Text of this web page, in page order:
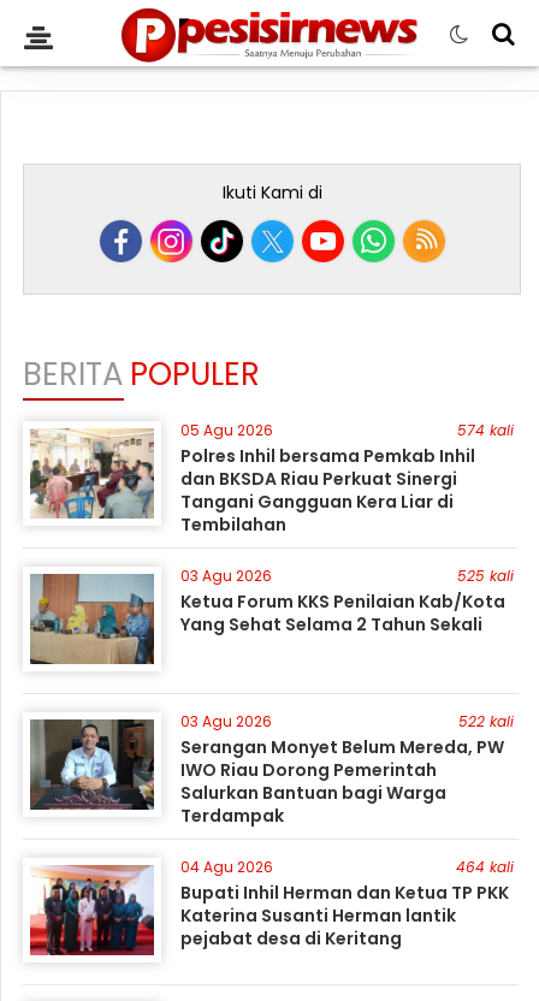
Ikuti Kami di
BERITA POPULER
05 Agu 2026 574 kali
Polres Inhil bersama Pemkab Inhil
dan BKSDA Riau Perkuat Sinergi
Tangani Gangguan Kera Liar di
Tembilahan
03 Agu 2026 525 kali
Ketua Forum KKS Penilaian Kab/Kota
Yang Sehat Selama 2 Tahun Sekali
03 Agu 2026 522 kali
Serangan Monyet Belum Mereda, PW
IWO Riau Dorong Pemerintah
Salurkan Bantuan bagi Warga
Terdampak
04 Agu 2026 464 kali
Bupati Inhil Herman dan Ketua TP PKK
Katerina Susanti Herman lantik
pejabat desa di Keritang